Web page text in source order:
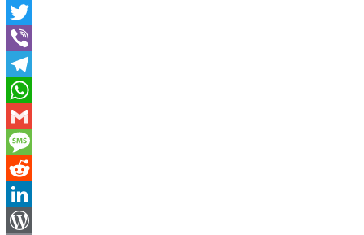
Facebook
Twitter
Viber
Telegram
WhatsApp
Gmail
Message
Reddit
LinkedIn